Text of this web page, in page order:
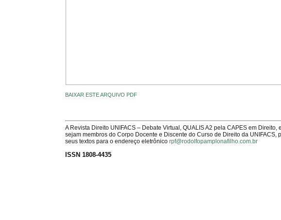
BAIXAR ESTE ARQUIVO PDF
A Revista Direito UNIFACS – Debate Virtual, QUALIS A2 pela CAPES em
sejam membros do Corpo Docente e Discente do Curso de Direito da
seus textos para o endereço eletrônicorpf@rodolfopamplonafilho.com.br
ISSN 1808-4435